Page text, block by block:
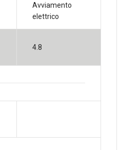
Avviamento
elettrico
4.8